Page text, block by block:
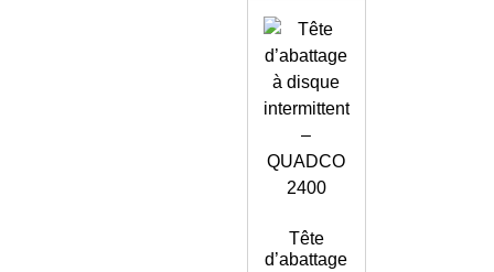
Tête
d’abattage